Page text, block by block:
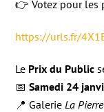
👉 Votez pour les
https://urls.fr/
Le Prix du Public
📅Samedi 24
📍 Galerie La